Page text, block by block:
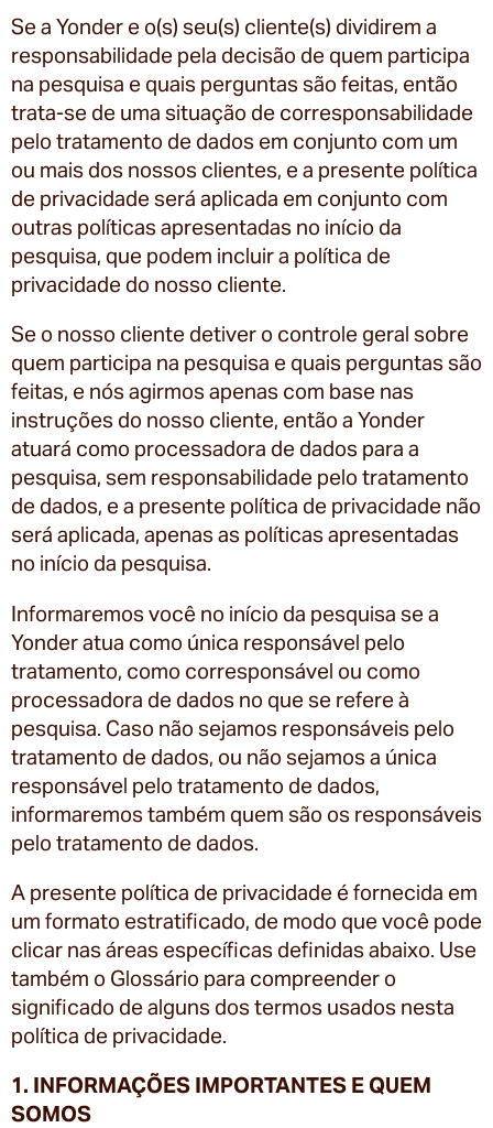
Se a Yonder e o(s) seu(s) cliente(s) dividirem a
responsabilidade pela decisão de quem participa
na pesquisa e quais perguntas são feitas, então
trata-se de uma situação de corresponsabilidade
pelo tratamento de dados em conjunto com um
ou mais dos nossos clientes, e a presente política
de privacidade será aplicada em conjunto com
outras políticas apresentadas no início da
pesquisa, que podem incluir a política de
privacidade do nosso cliente.
Se o nosso cliente detiver o controle geral sobre
quem participa na pesquisa e quais perguntas são
feitas, e nós agirmos apenas com base nas
instruções do nosso cliente, então a Yonder
atuará como processadora de dados para a
pesquisa, sem responsabilidade pelo tratamento
de dados, e a presente política de privacidade não
será aplicada, apenas as políticas apresentadas
no início da pesquisa.
Informaremos você no início da pesquisa se a
Yonder atua como única responsável pelo
tratamento, como corresponsável ou como
processadora de dados no que se refere à
pesquisa. Caso não sejamos responsáveis pelo
tratamento de dados, ou não sejamos a única
responsável pelo tratamento de dados,
informaremos também quem são os responsáveis
pelo tratamento de dados.
A presente política de privacidade é fornecida em
um formato estratificado, de modo que você pode
clicar nas áreas específicas definidas abaixo. Use
também o Glossário para compreender o
significado de alguns dos termos usados nesta
política de privacidade.
1. INFORMAÇÕES IMPORTANTES E QUEM
SOMOS